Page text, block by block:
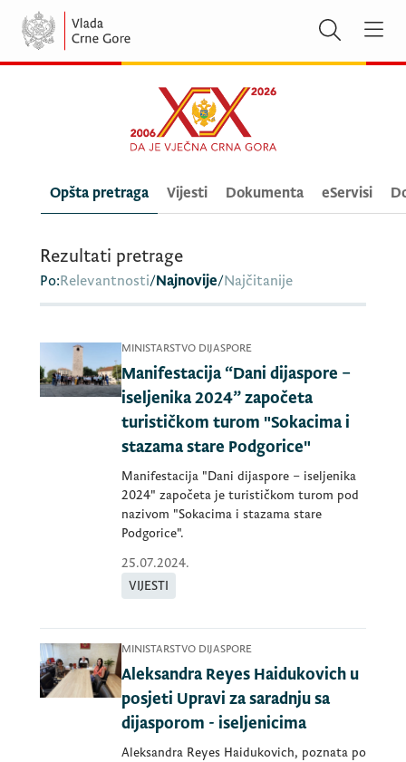
Opšta pretraga Vijesti Dokumenta eServisi
Rezultati pretrage
Po:Relevantnosti/Najnovije/Najčitanije
MINISTARSTVO DIJASPORE
Manifestacija “Dani dijaspore –
iseljenika 2024” započeta
turističkom turom "Sokacima i
stazama stare Podgorice"
Manifestacija "Dani dijaspore – iseljenika
2024" započeta je turističkom turom pod
nazivom "Sokacima i stazama stare
Podgorice".
25.07.2024.
VIJESTI
MINISTARSTVO DIJASPORE
Aleksandra Reyes Haidukovich u
posjeti Upravi za saradnju sa
dijasporom - iseljenicima
Aleksandra Reyes Haidukovich, poznata po